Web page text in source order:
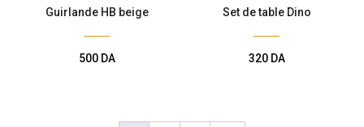
Guirlande HB beige
500 DA
Set de table Dino
320 DA